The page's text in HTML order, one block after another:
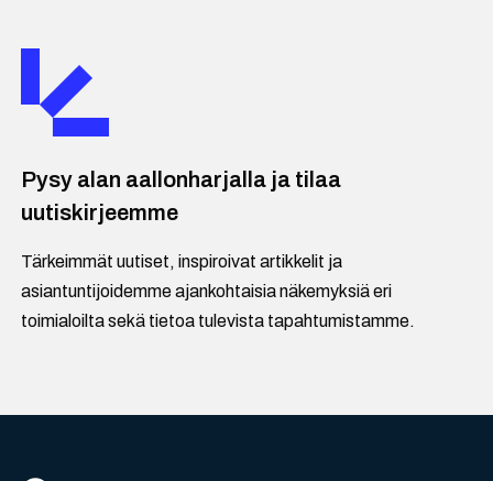
Pysy alan aallonharjalla ja tilaa
uutiskirjeemme
Tärkeimmät uutiset, inspiroivat artikkelit ja
asiantuntijoidemme ajankohtaisia näkemyksiä eri
toimialoilta sekä tietoa tulevista tapahtumistamme.